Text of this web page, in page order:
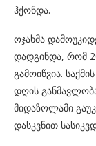
ჰქონდა.
ოჯახმა
დადგინდა, რომ
გამოიწვია.
დღის
მიდაზოლამი
დასკვნით